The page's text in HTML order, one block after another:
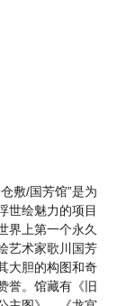
敷/国芳馆”是为
世绘魅力的项目
界上第一个永久
艺术家歌川国芳
大胆的构图和奇
誉。馆藏有《旧